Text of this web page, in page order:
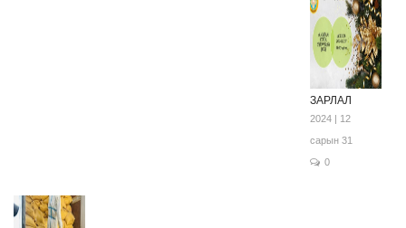
ЗАРЛАЛ
2024 | 12
сарын 31
0